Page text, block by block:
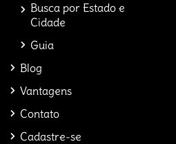
Busca por Estado e
Cidade
Guia
Blog
Vantagens
Contato
Cadastre-se